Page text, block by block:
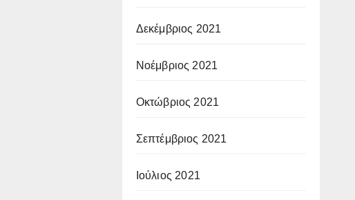
Δεκέμβριος 2021
Νοέμβριος 2021
Οκτώβριος 2021
Σεπτέμβριος 2021
Ιούλιος 2021